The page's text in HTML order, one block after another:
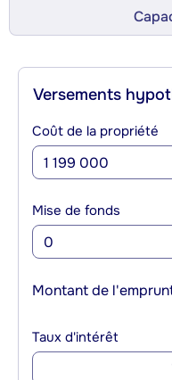
Versements
Coût de la propriété
Mise de fonds
Montant de
Taux d'intérêt